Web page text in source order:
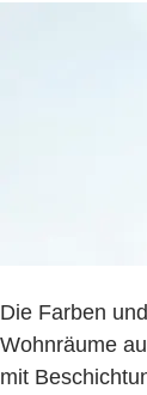
Die Farben
Wohnräume
mit